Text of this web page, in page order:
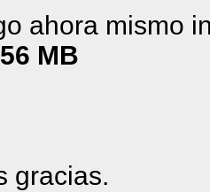
ahora mismo
MB
gracias.